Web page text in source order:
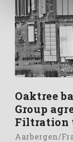
Oaktree
Group
Filtration
Aarbergen/